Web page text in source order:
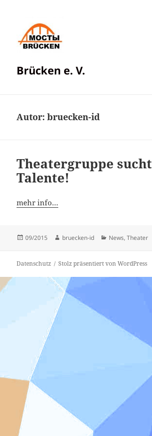
Brücken e. V.
Autor:bruecken-id
Theatergruppe sucht
Talente!
mehr info…
Veröffentlicht
09/2015 Autor
bruecken-id Kategorien
News,Theater
Datenschutz Stolz präsentiert von WordPress